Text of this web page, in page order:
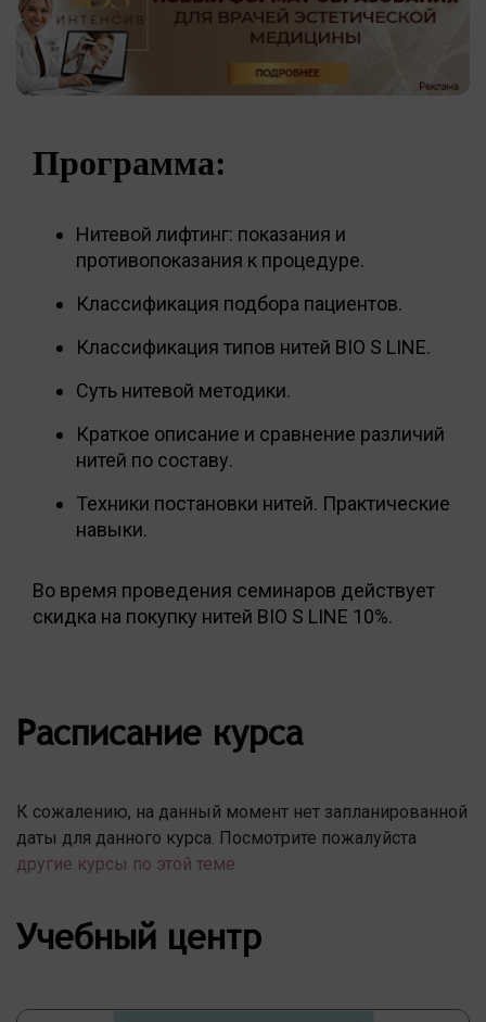
Программа:
Нитевой лифтинг: показания и
противопоказания к процедуре.
Классификация подбора пациентов.
Классификация типов нитей BIO S LINE.
Суть нитевой методики.
Краткое описание и сравнение различий
нитей по составу.
Техники постановки нитей. Практические
навыки.
Во время проведения семинаров действует
скидка на покупку нитей BIO S LINE 10%.
Расписание курса
К сожалению, на данный момент нет запланированной
даты для данного курса. Посмотрите пожалуйста
другие курсы по этой теме
Учебный центр